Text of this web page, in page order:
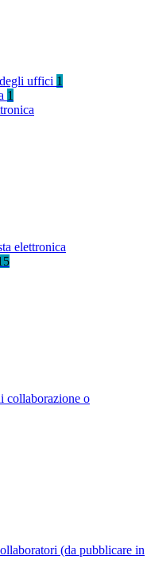
uffici 1
1
elettronica
collaborazione o
(da pubblicare in